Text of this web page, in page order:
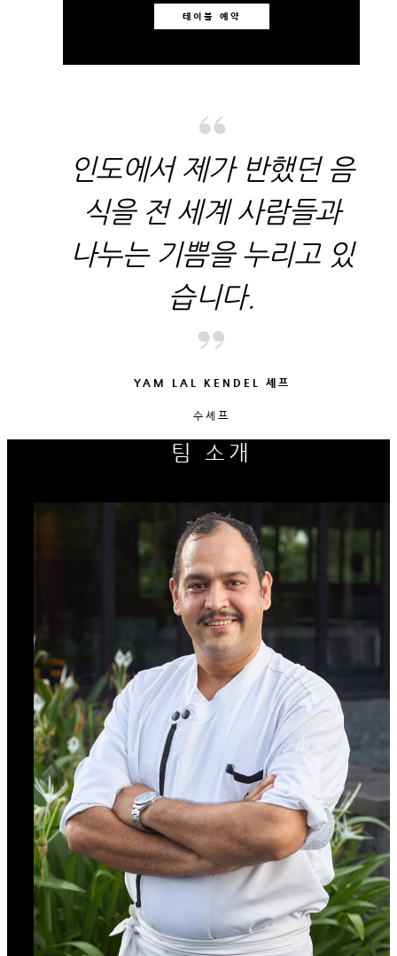
테이블 예약
인도에서 제가 반했던 음
식을 전 세계 사람들과
나누는 기쁨을 누리고 있
습니다.
YAM LAL KENDEL 셰프
수셰프
팀 소개